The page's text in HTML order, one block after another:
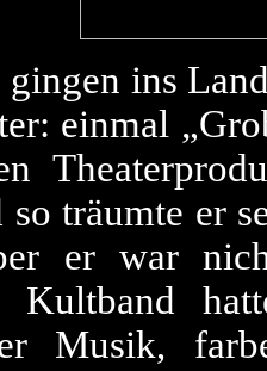
ins
einmal
so träumte er
er war
Kultband
Musik,